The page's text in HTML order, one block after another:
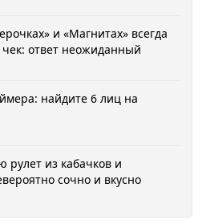
и «Магнитах» всегда
ответ неожиданный
найдите 6 лиц на
рулет из кабачков и
сочно и вкусно